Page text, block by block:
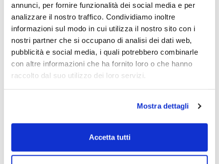
annunci, per fornire funzionalità dei social media e per
analizzare il nostro traffico. Condividiamo inoltre
informazioni sul modo in cui utilizza il nostro sito con i
nostri partner che si occupano di analisi dei dati web,
pubblicità e social media, i quali potrebbero combinarle
con altre informazioni che ha fornito loro o che hanno
raccolto dal suo utilizzo dei loro servizi.
Mostra dettagli
Accetta tutti
Rimani aggiornato su questa pagina e scopri dove puoi
trovare la mostra itinerante de"Il Gusto del quotidiano.
Lavoro e compimento di sé da San Benedetto ad ogg
Pubblichiamo in questo spazio le date e i luoghi dove
potrai visitare la nostra mostra:
(all'interno dell'ospedale) organizzata dalla Cappellania
Centro Culturale Il Mosaico di Trento TN.
- dal 10 al 22 ottobre 2024, Villasanta (MB), organizzata